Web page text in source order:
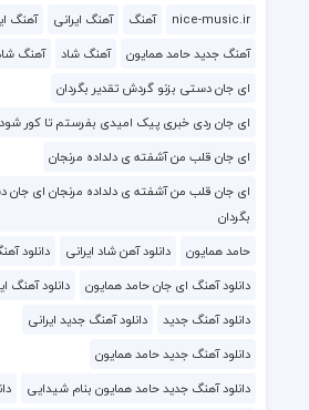
nice-music.ir آهنگ آهنگ ایرانی
آهنگ
آهنگ جدید حامد همایون
آهنگ شاد
آهنگ
ای جان دستی بزنو گردش تقدیر بگردان
ای جان ردی خبری پیک امیدی بفرستم تا کور
ای جان قلب من آشفته ی دلداده مرنجان
ای جان قلب من آشفته ی دلداده مرنجان ای جان
بگردان
حامد همایون
دانلود آهن شاد ایرانی دانلود
دانلود آهنگ ای جان حامد همایون
دانلود آهنگ
دانلود آهنگ جدید
دانلود آهنگ جدید ایرانی
دانلود آهنگ جدید حامد همایون
دانلود آهنگ جدید حامد همایون بنام شیدایی